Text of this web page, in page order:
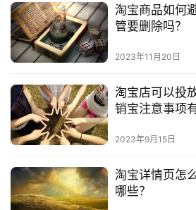
若转载，请注明出处：
https://www.zaotuan.com.cn/
版权声明：本文内容由互联网用户自发
作者本人。本站仅提供信息存储空间服
承担相关法律责任。如发现本站有涉嫌
容， 请发送邮件至
本站将立刻删除。
淘宝商品如何
管要删除吗？
2023年11月20日
淘宝店可以投
销宝注意事项
2023年9月15日
淘宝详情页怎
哪些？